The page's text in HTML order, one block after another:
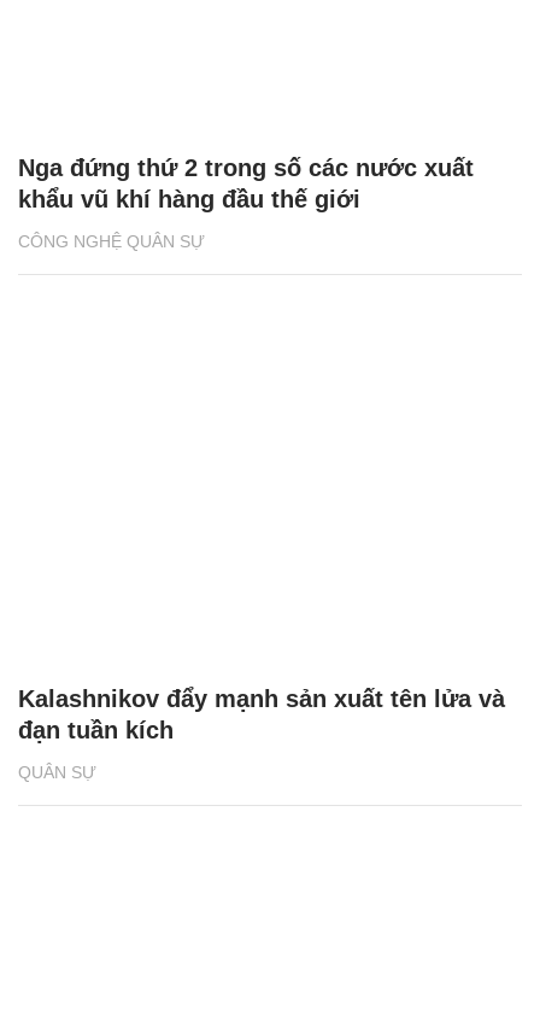
CÔNG NGHỆ QUÂN SỰ
Nga đứng thứ 2 trong số các nước xuất
khẩu vũ khí hàng đầu thế giới
QUÂN SỰ
Kalashnikov đẩy mạnh sản xuất tên lửa và
đạn tuần kích